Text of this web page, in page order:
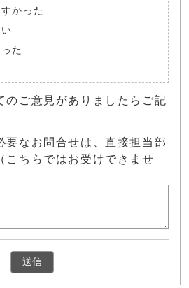
かった
た
のご意見がありましたらご記
要なお問合せは、直接担当部
こちらではお受けできませ